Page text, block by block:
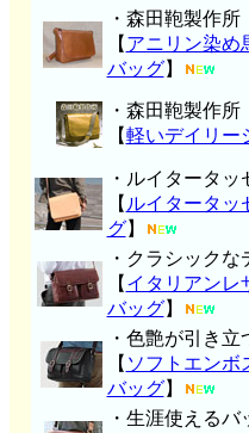
・森田鞄製作所
【 アニリン染め
バッグ】
・森田鞄製作所
【軽いデイリー
・ルイタータ
【 ルイタータッ
グ】
・クラシックな
【 イタリアンレ
バッグ】
・色艶が引き
【 ソフトエンボ
バッグ】
・生涯使えるバ